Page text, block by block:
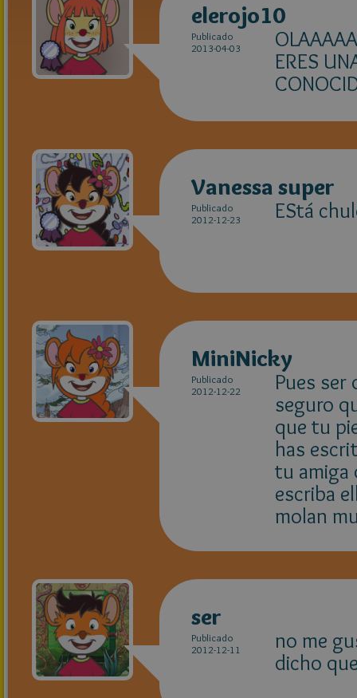
elerojo10
Publicado
2013-04-03
ERES
Vanessa super
Publicado
2012-12-23
EStá
MiniNicky
Publicado
2012-12-22
Pues ser
seguro
que tu
has
tu amiga
escriba
molan
ser
Publicado
2012-12-11
no me
dicho